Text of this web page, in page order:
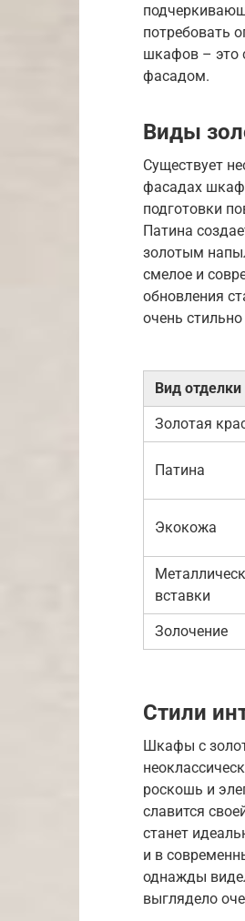
потребовать
шкафов – это
фасадом.
Виды
Существует
фасадах
подготовки
Патина
золотым
смелое и
обновления
очень
Вид отделки
Золотая
Патина
Экокожа
вставки
Золочение
Стили
Шкафы с
роскошь и
славится
станет
и в
однажды
выглядело